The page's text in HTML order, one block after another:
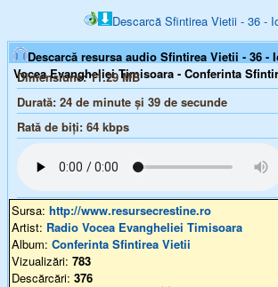
Descarcă Sfintirea Vietii - 36 -
Descarcă resursa audio Sfintirea Vietii - 36 -
Vocea Evangheliei Timisoara - Conferinta
Dimensiune:11.29 MB
Durată: 24 de minute și 39 de secunde
Rată de biți: 64 kbps
Sursa: http://www.resursecrestine.ro
Artist: Radio Vocea Evangheliei Timisoara
Album: Conferinta Sfintirea Vietii
Vizualizări: 783
Descărcări: 376